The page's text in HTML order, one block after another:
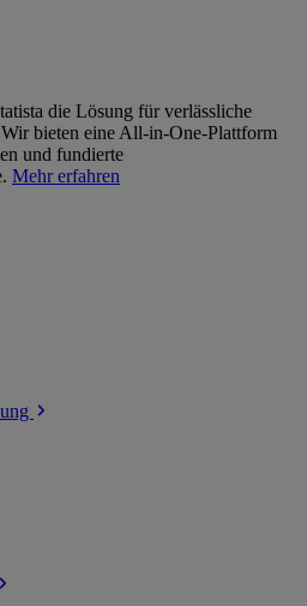
die Lösung für verlässliche
bieten eine All-in-One-Plattform
und fundierte
Mehr erfahren